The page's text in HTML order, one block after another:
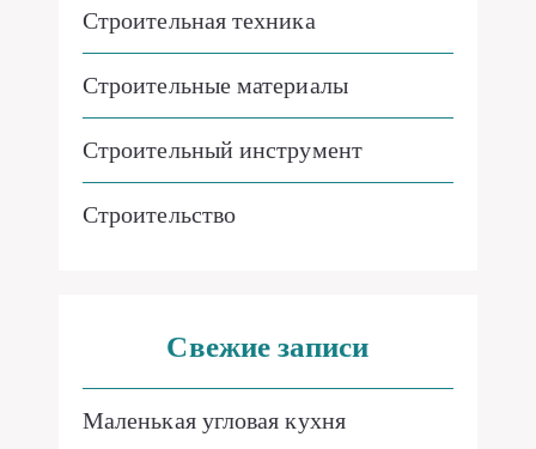
Строительная техника
Строительные материалы
Строительный инструмент
Строительство
Свежие записи
Маленькая угловая кухня